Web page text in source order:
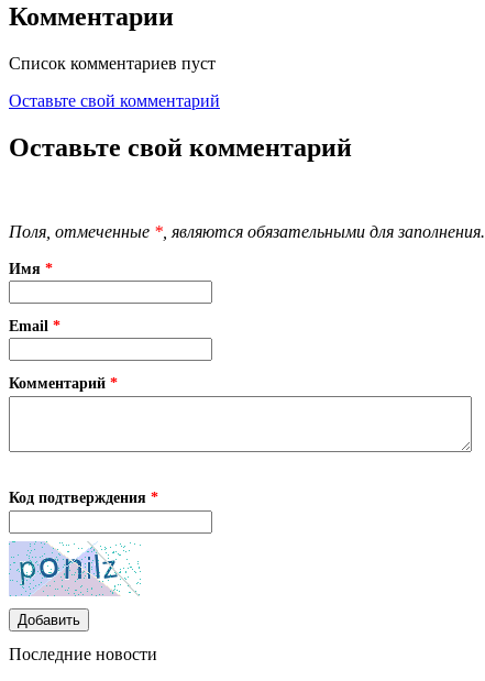
Комментарии
Список комментариев пуст
Оставьте свой комментарий
Оставьте свой комментарий
Поля, отмеченные * , являются обязательными для заполнения.
Имя *
Email *
Комментарий *
Код подтверждения *
Последние новости